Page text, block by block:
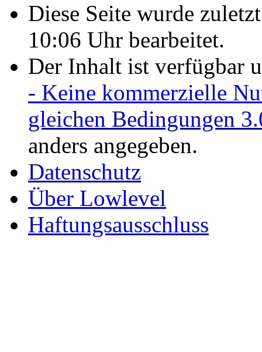
Diese Seite wurde
10:06 Uhr bearbeitet.
Der Inhalt ist verfügbar
- Keine kommerzielle
gleichen Bedingungen
anders angegeben.
Datenschutz
Über Lowlevel
Haftungsausschluss